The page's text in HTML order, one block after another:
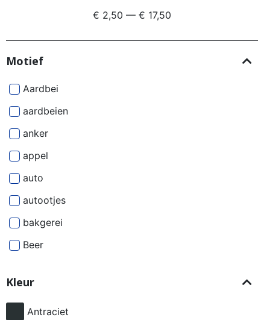
€ 2,50 — € 17,50
Motief
Aardbei
aardbeien
anker
appel
auto
autootjes
bakgerei
Beer
besjes
bier
Kleur
Antraciet